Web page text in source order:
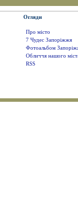
Огляди
Про місто
7 Чудес Запоріжжя
Фотоальбом
Обличчя нашого
RSS